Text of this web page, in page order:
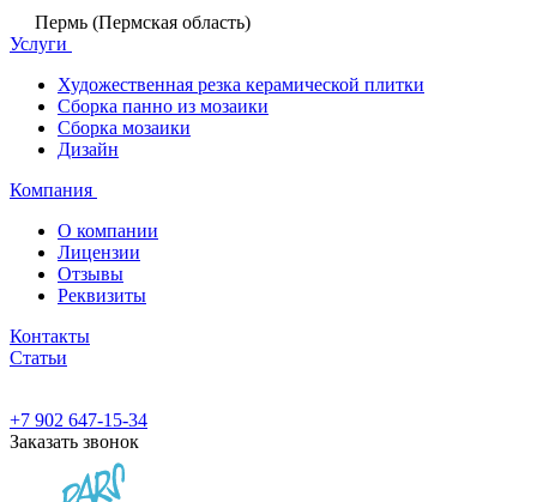
Пермь (Пермская область)
Услуги
Художественная резка керамической плитки
Сборка панно из мозаики
Сборка мозаики
Дизайн
Компания
О компании
Лицензии
Отзывы
Реквизиты
Контакты
Статьи
+7 902 647-15-34
Заказать звонок